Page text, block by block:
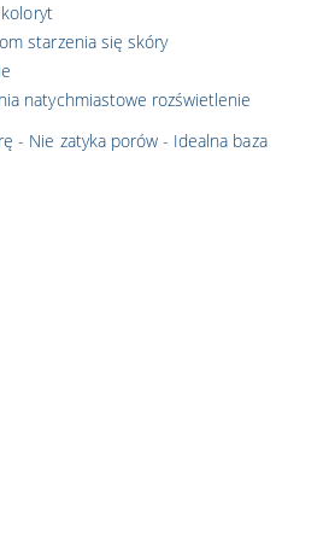
starzenia się skóry
natychmiastowe rozświetlenie
- Nie zatyka porów - Idealna baza